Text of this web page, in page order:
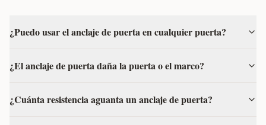
¿Puedo usar el anclaje de puerta en cualquier puerta?
¿El anclaje de puerta daña la puerta o el marco?
¿Cuánta resistencia aguanta un anclaje de puerta?